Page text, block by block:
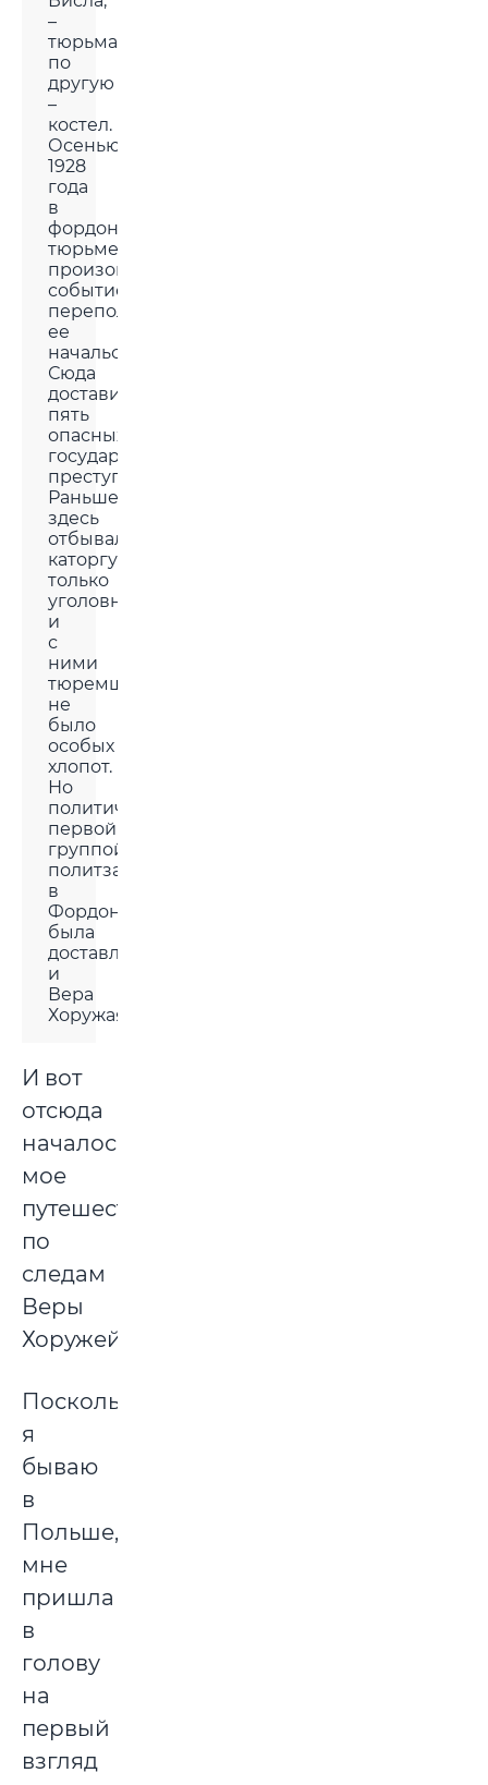
–
тюрьма,
по
другую
–
костел.
Осенью
1928
года
в
фордонской
тюрьме
произошло
событие,
переполошившее
ее
начальство.
Сюда
доставили
пять
опасных
государственных
преступниц.
Раньше
здесь
отбывали
каторгу
только
уголовницы,
и
с
ними
тюремщикам
не
было
особых
хлопот.
Но
политические! С
первой
группой
политзаключенных
в
Фордон
была
доставлена
и
Вера
Хоружая...»
И вот
отсюда
началось
мое
путешествие
по
следам
Веры
Хоружей.
Поскольку
я
бываю
в
Польше,
мне
пришла
в
голову
на
первый
взгляд